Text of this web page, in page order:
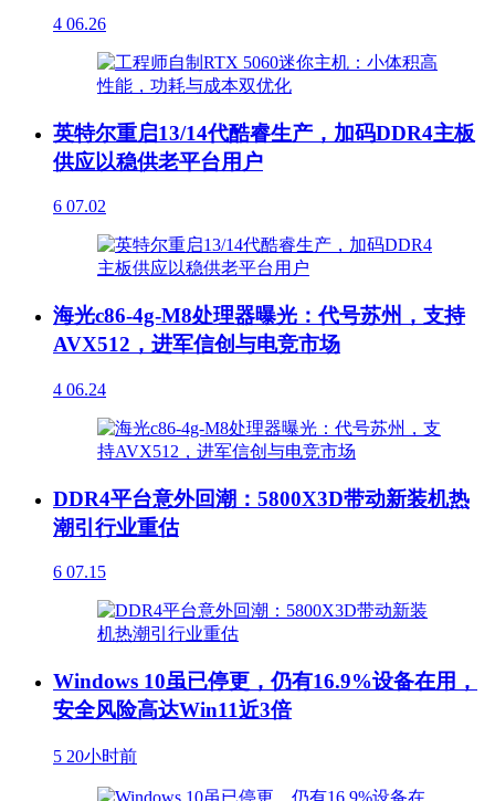
4 06.26
英特尔重启13/14代酷睿生产，加码DDR4主板
供应以稳供老平台用户
6 07.02
海光c86-4g-M8处理器曝光：代号苏州，支持
AVX512，进军信创与电竞市场
4 06.24
DDR4平台意外回潮：5800X3D带动新装机热
潮引行业重估
6 07.15
Windows 10虽已停更，仍有16.9%设备在用，
安全风险高达Win11近3倍
5 20小时前